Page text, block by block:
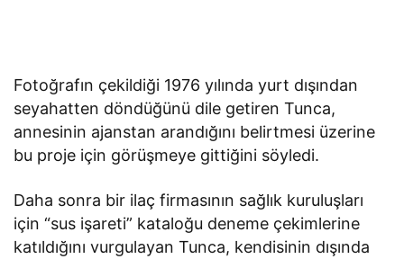
Fotoğrafın çekildiği 1976 yılında yurt dışından
seyahatten döndüğünü dile getiren Tunca,
annesinin ajanstan arandığını belirtmesi üzerine
bu proje için görüşmeye gittiğini söyledi.
Daha sonra bir ilaç firmasının sağlık kuruluşları
için “sus işareti” kataloğu deneme çekimlerine
katıldığını vurgulayan Tunca, kendisinin dışında